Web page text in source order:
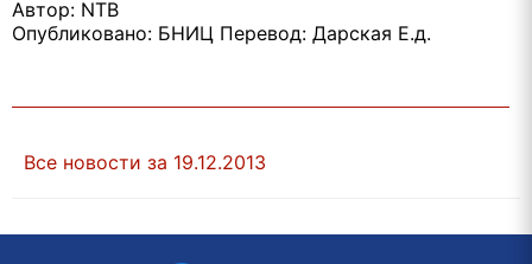
Автор: NTB
Опубликовано: БНИЦ Перевод: Дарская Е.д.
Все новости за 19.12.2013